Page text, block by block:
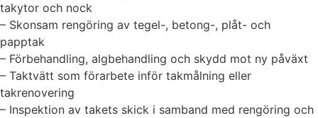
takytor och nock
– Skonsam rengöring av tegel-, betong-, plåt- och
papptak
– Förbehandling, algbehandling och skydd mot ny påväxt
– Taktvätt som förarbete inför takmålning eller
takrenovering
– Inspektion av takets skick i samband med rengöring och